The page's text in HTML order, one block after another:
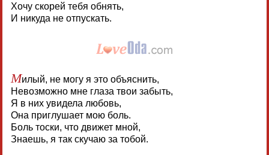
Хочу скорей тебя обнять,
И никуда не отпускать.
Милый, не могу я это объяснить,
Невозможно мне глаза твои забыть,
Я в них увидела любовь,
Она приглушает мою боль.
Боль тоски, что движет мной,
Знаешь, я так скучаю за тобой.